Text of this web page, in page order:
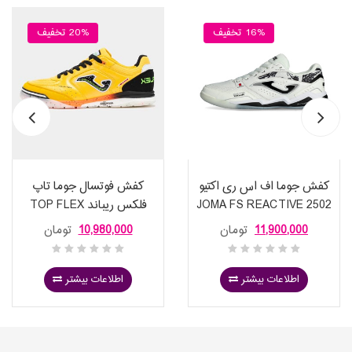
20% تخفیف
کفش فوتسال جوما تاپ
فلکس ریباند TOP FLEX
REBOUND 2528 FLUOR
SAFFRON
تومان 10,980,000
اطلاعات بیشتر
16% تخفیف
کفش جوما اف اس ری اکتیو
2502 JOMA FS REACTIVE
11,900,000
اطلاعات بیشتر